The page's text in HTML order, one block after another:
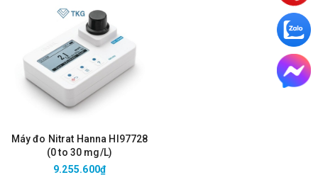
Máy đo Nitrat Hanna HI97728
(0 to 30 mg/L)
9.255.600₫